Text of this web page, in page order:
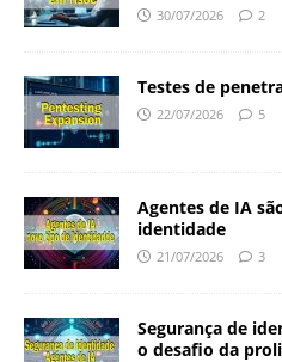
30/07/2026 2
Testes de
22/07/2026 5
Agentes de IA
identidade
21/07/2026 3
Segurança de
o desafio da